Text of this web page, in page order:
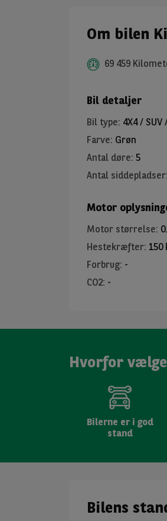
Om bilen
69 459
Bil detaljer
Bil type: 4X4 / SUV
Farve: Grøn
Antal døre: 5
Antal siddepladser:
Motor
Motor størrelse:
Hestekræfter: 150
Forbrug: -
CO2: -
Hvorfor
Bilerne er i god
stand
Bilens